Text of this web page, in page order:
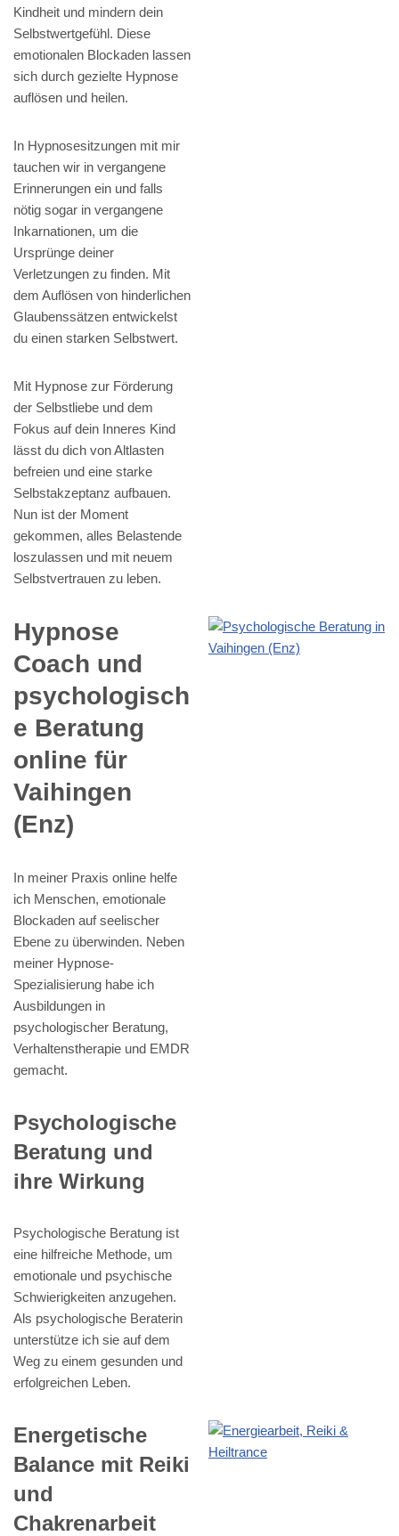
Kindheit und mindern dein
Selbstwertgefühl. Diese
emotionalen Blockaden lassen
sich durch gezielte Hypnose
auflösen und heilen.
In Hypnosesitzungen mit mir
tauchen wir in vergangene
Erinnerungen ein und falls
nötig sogar in vergangene
Inkarnationen, um die
Ursprünge deiner
Verletzungen zu finden. Mit
dem Auflösen von hinderlichen
Glaubenssätzen entwickelst
du einen starken Selbstwert.
Mit Hypnose zur Förderung
der Selbstliebe und dem
Fokus auf dein Inneres Kind
lässt du dich von Altlasten
befreien und eine starke
Selbstakzeptanz aufbauen.
Nun ist der Moment
gekommen, alles Belastende
loszulassen und mit neuem
Selbstvertrauen zu leben.
Hypnose
Coach und
psychologisch
e Beratung
online für
Vaihingen
(Enz)
In meiner Praxis online helfe
ich Menschen, emotionale
Blockaden auf seelischer
Ebene zu überwinden. Neben
meiner Hypnose-
Spezialisierung habe ich
Ausbildungen in
psychologischer Beratung,
Verhaltenstherapie und EMDR
gemacht.
Psychologische
Beratung und
ihre Wirkung
Psychologische Beratung ist
eine hilfreiche Methode, um
emotionale und psychische
Schwierigkeiten anzugehen.
Als psychologische Beraterin
unterstütze ich sie auf dem
Weg zu einem gesunden und
erfolgreichen Leben.
Energetische
Balance mit Reiki
und
Chakrenarbeit